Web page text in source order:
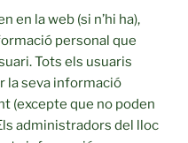
en la web (si n’hi ha),
personal que
Tots els usuaris
la seva informació
(excepte que no poden
administradors del lloc